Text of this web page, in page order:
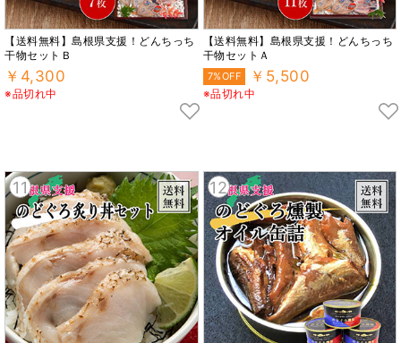
【送料無料】島根県支援！どんちっち
干物セットＢ
￥4,300
※品切れ中
【送料無料】島根県支援！どんちっち
干物セットＡ
7%OFF ￥5,500
※品切れ中
11 12